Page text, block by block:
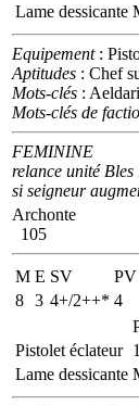
Lame dessicante
Equipement:
Aptitudes : Chef
Mots-clés :
Mots-clés de
FEMININE
relance unité Bles
si seigneur
Archonte
105
M E SV PV
8 3 4+/2++* 4
Pistolet éclateur
Lame dessicante